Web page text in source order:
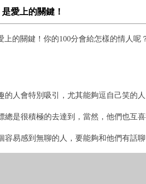
愛上的關鍵！
的關鍵！你的100分會給怎樣的情人
人會特別吸引，尤其能夠逗自己笑的人
是很積極的去達到，當然，他們也互喜
易感到無聊的人，要能夠和他們有話聊